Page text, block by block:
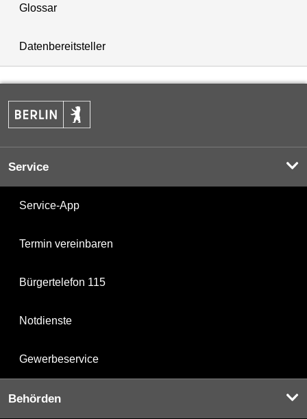
Glossar
Datenbereitsteller
Service
Service-App
Termin vereinbaren
Bürgertelefon 115
Notdienste
Gewerbeservice
Behörden